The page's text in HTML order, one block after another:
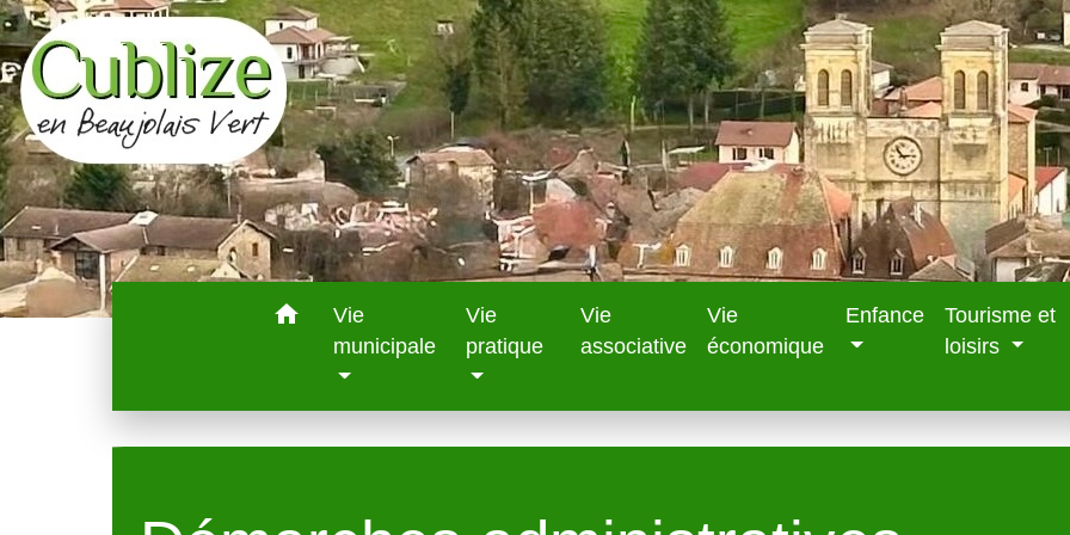
home
Vie
municipale
Vie
pratique
Vie
associative
Vie
économique
Enfance
Tourisme et
loisirs